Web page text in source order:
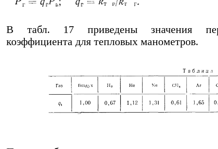
В табл. 17 приведены значения
коэффициента для тепловых манометров.